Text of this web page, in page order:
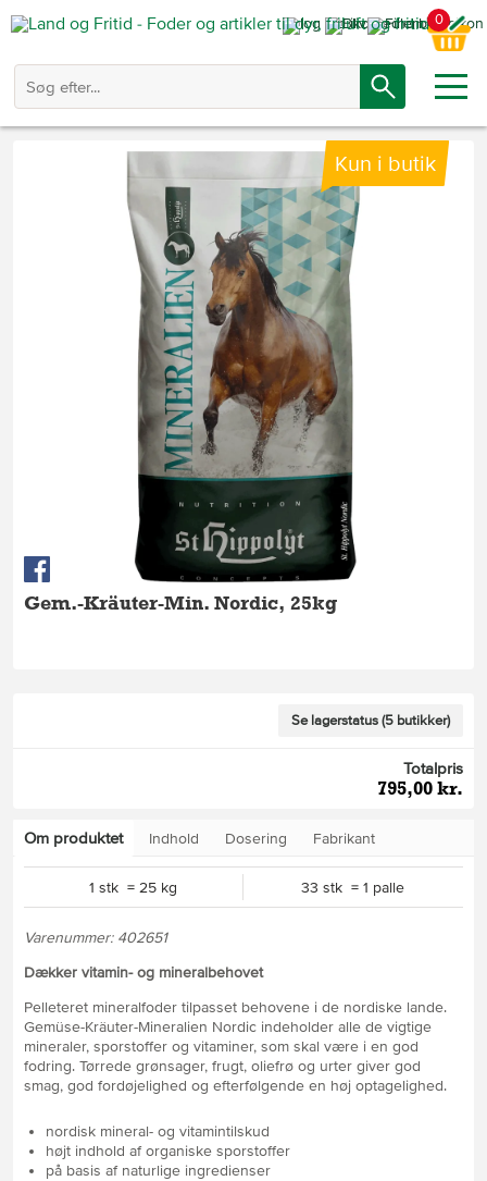
0
Gem.-Kräuter-Min. Nordic, 25kg
Kun i butik
Se lagerstatus (5 butikker)
Totalpris
795,00 kr.
Om produktet Indhold Dosering Fabrikant
1 stk = 25 kg 33 stk = 1 palle
Varenummer: 402651
Dækker vitamin- og mineralbehovet
Pelleteret mineralfoder tilpasset behovene i de nordiske lande.
Gemüse-Kräuter-Mineralien Nordic indeholder alle de vigtige
mineraler, sporstoffer og vitaminer, som skal være i en god
fodring. Tørrede grønsager, frugt, oliefrø og urter giver god
smag, god fordøjelighed og efterfølgende en høj optagelighed.
nordisk mineral- og vitamintilskud
højt indhold af organiske sporstoffer
på basis af naturlige ingredienser